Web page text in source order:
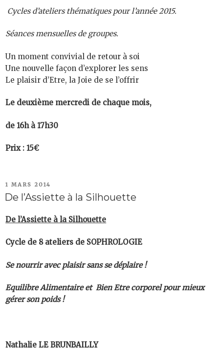
Cycles d’ateliers thématiques pour l’année 2015.
Séances mensuelles de groupes.
Un moment convivial de retour à soi
Une nouvelle façon d’explorer les sens
Le plaisir d’Etre, la Joie de se l’offrir
Le deuxième mercredi de chaque mois,
de 16h à 17h30
Prix : 15€
PUBLIÉ
LE
1 MARS 2014
De l’Assiette à la Silhouette
De l’Assiette à la Silhouette
Cycle de 8 ateliers de SOPHROLOGIE
Se nourrir avec plaisir sans se déplaire !
Equilibre Alimentaire et Bien Etre corporel pour mieux
gérer son poids !
Nathalie LE BRUNBAILLY